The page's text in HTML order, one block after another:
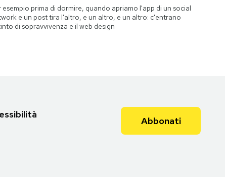
esempio prima di dormire, quando apriamo l'app di un social
e un post tira l'altro, e un altro, e un altro: c'entrano
di sopravvivenza e il web design
Abbonati